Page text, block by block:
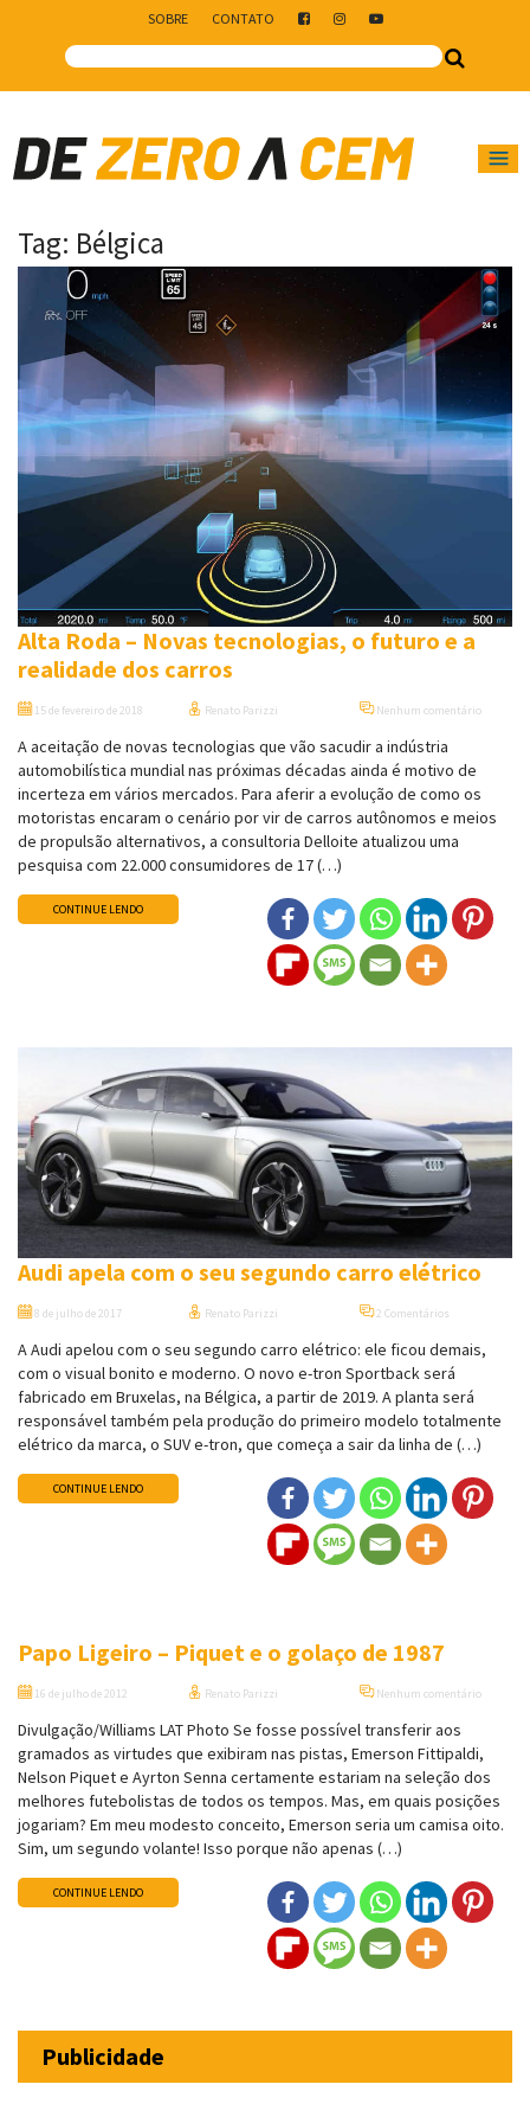
SOBRE CONTATO
Main Navigation
Tag: Bélgica
Alta Roda – Novas tecnologias, o futuro e a
realidade dos carros
15 de fevereiro de 2018 Renato Parizzi Nenhum comentário
A aceitação de novas tecnologias que vão sacudir a indústria
automobilística mundial nas próximas décadas ainda é motivo de
incerteza em vários mercados. Para aferir a evolução de como os
motoristas encaram o cenário por vir de carros autônomos e meios
de propulsão alternativos, a consultoria Delloite atualizou uma
pesquisa com 22.000 consumidores de 17 (…)
CONTINUE LENDO
Audi apela com o seu segundo carro elétrico
8 de julho de 2017 Renato Parizzi 2 Comentários
A Audi apelou com o seu segundo carro elétrico: ele ficou demais,
com o visual bonito e moderno. O novo e-tron Sportback será
fabricado em Bruxelas, na Bélgica, a partir de 2019. A planta será
responsável também pela produção do primeiro modelo totalmente
elétrico da marca, o SUV e-tron, que começa a sair da linha de (…)
CONTINUE LENDO
Papo Ligeiro – Piquet e o golaço de 1987
16 de julho de 2012 Renato Parizzi Nenhum comentário
Divulgação/Williams LAT Photo Se fosse possível transferir aos
gramados as virtudes que exibiram nas pistas, Emerson Fittipaldi,
Nelson Piquet e Ayrton Senna certamente estariam na seleção dos
melhores futebolistas de todos os tempos. Mas, em quais posições
jogariam? Em meu modesto conceito, Emerson seria um camisa oito.
Sim, um segundo volante! Isso porque não apenas (…)
CONTINUE LENDO
Publicidade